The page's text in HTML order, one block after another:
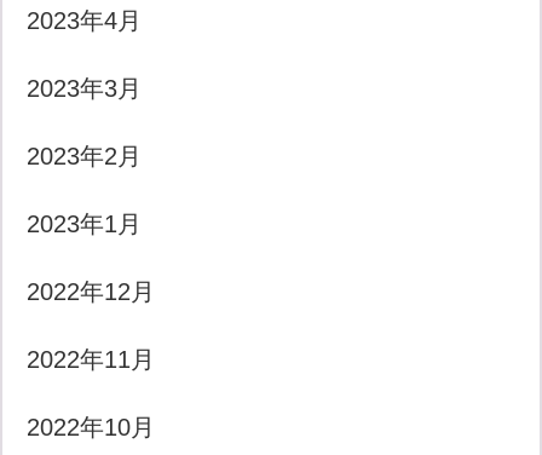
2023年4月
2023年3月
2023年2月
2023年1月
2022年12月
2022年11月
2022年10月